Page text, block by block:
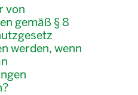
von
gemäß § 8
werden, wenn